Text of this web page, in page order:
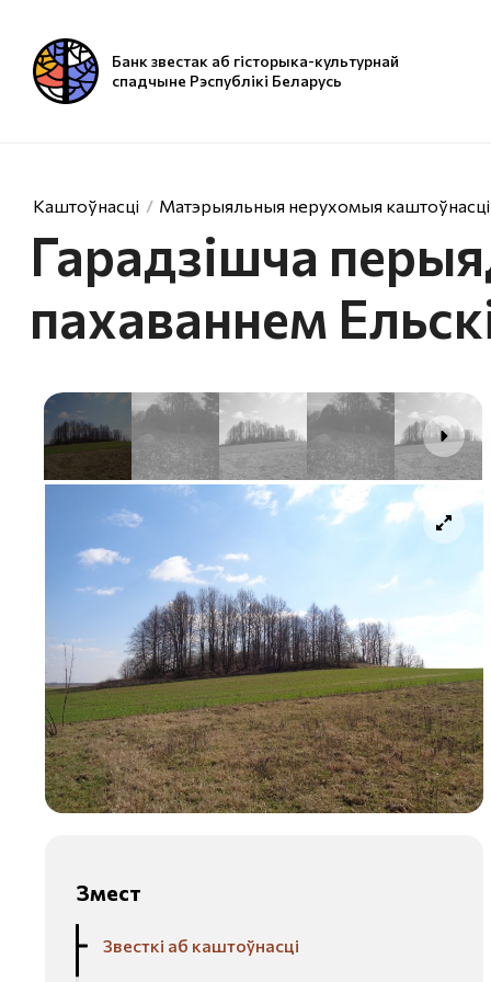
Банк звестак аб гісторыка-культурнай
спадчыне Рэспублікі Беларусь
Каштоўнасці Матэрыяльныя нерухомыя каштоўнасці
Гарадзішча
пахаваннем
Змест
Звесткі аб каштоўнасці